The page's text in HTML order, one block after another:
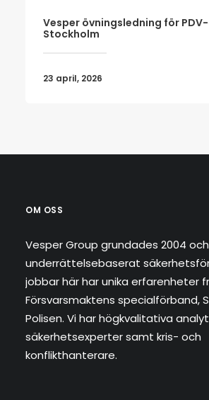
Vesper övningsledning för
Stockholm
23 april, 2026
OM OSS
Vesper Group grundades 2004
underrättelsebaserat
jobbar här har unika erfarenheter
Försvarsmaktens specialförband,
Polisen. Vi har högkvalitativa
säkerhetsexperter samt kris- och
konflikthanterare.